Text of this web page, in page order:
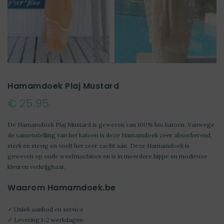
Hamamdoek Plaj Mustard
€ 25.95
De Hamamdoek Plaj Mustard is geweven van 100% bio katoen. Vanwege
de samenstelling van het katoen is deze Hamamdoek zeer absorberend,
sterk en stevig en voelt het zeer zacht aan. Deze Hamamdoek is
geweven op oude weefmachines en is in meerdere hippe en modieuze
kleuren verkrijgbaar.
Waarom Hamamdoek.be
✓ Uniek aanbod en service
✓ Levering 1-2 werkdagen